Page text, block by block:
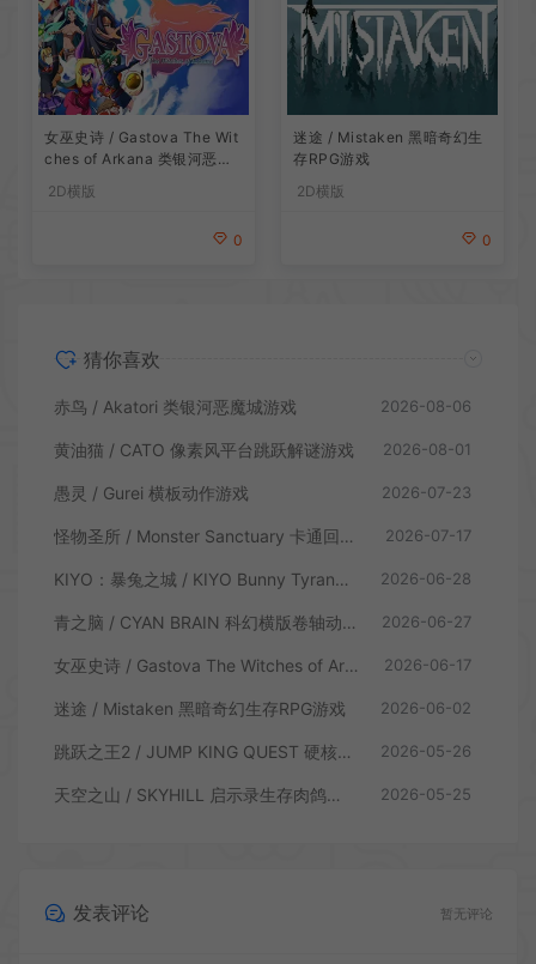
女巫史诗 / Gastova The Wit
ches of Arkana 类银河恶魔
2D横版
0
迷途 / Mistaken 黑暗奇幻生
存RPG游戏
2D横版
0
猜你喜欢
赤鸟 / Akatori 类银河恶魔城游戏 2026-08-06
黄油猫 / CATO 像素风平台跳跃解谜游戏 2026-08-01
愚灵 / Gurei 横板动作游戏 2026-07-23
怪物圣所 / Monster Sanctuary 卡通回合制横板动作游戏 2026-07-17
KIYO：暴兔之城 / KIYO Bunny Tyranny 潜行动作游戏 2026-06-28
青之脑 / CYAN BRAIN 科幻横版卷轴动作游戏 2026-06-27
女巫史诗 / Gastova The Witches of Arkana 类银河恶魔城动作游戏 2026-06-17
迷途 / Mistaken 黑暗奇幻生存RPG游戏 2026-06-02
跳跃之王2 / JUMP KING QUEST 硬核横板跳跃游戏 2026-05-26
天空之山 / SKYHILL 启示录生存肉鸽游戏 2026-05-25
发表评论 暂无评论